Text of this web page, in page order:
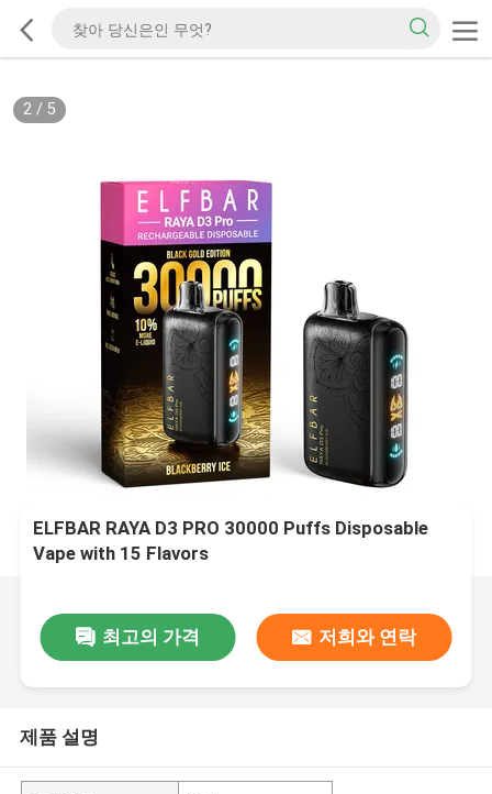
2/ 5
ELFBAR RAYA D3 PRO 30000 Puffs Disposable
Vape with 15 Flavors
최고의 가격 저희와 연락
제품 설명